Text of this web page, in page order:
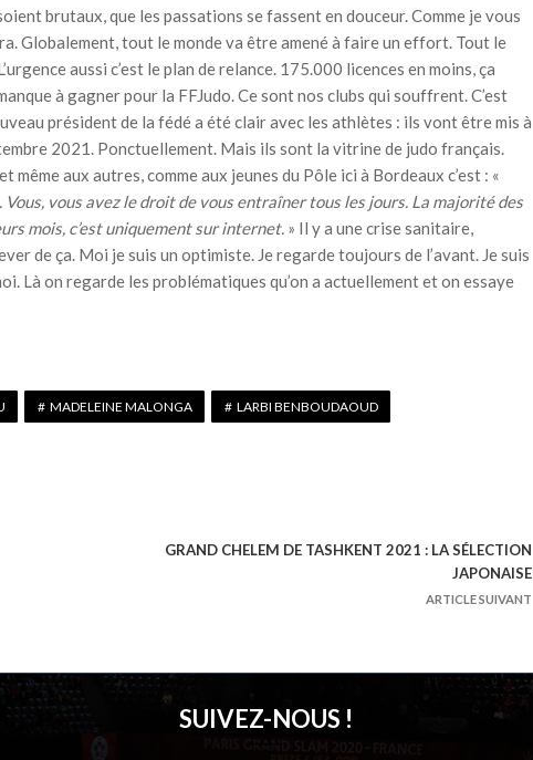
brutaux, que les passations se fassent en douceur. Comme je vous
Globalement, tout le monde va être amené à faire un effort. Tout le
aussi c’est le plan de relance. 175.000 licences en moins, ça
à gagner pour la FFJudo. Ce sont nos clubs qui souffrent. C’est
président de la fédé a été clair avec les athlètes : ils vont être mis à
2021. Ponctuellement. Mais ils sont la vitrine de judo français.
aux autres, comme aux jeunes du Pôle ici à Bordeaux c’est : «
Vous, vous avez le droit de vous entraîner tous les jours. La majorité des
mois, c’est uniquement sur internet.» Il y a une crise sanitaire,
de ça. Moi je suis un optimiste. Je regarde toujours de l’avant. Je suis
Là on regarde les problématiques qu’on a actuellement et on essaye
MADELEINE MALONGA LARBI BENBOUDAOUD
GRAND CHELEM DE TASHKENT 2021 : LA SÉLECTION
JAPONAISE
ARTICLE SUIVANT
SUIVEZ-NOUS !